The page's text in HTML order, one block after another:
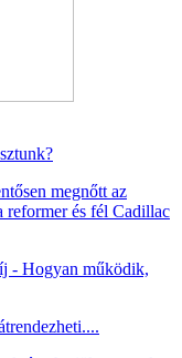
megnőtt az
reformer és fél Cadillac
- Hogyan működik,